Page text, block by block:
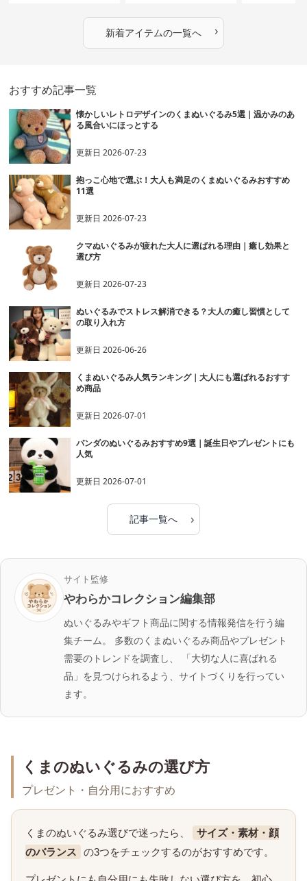
新着アイテムの一覧へ ›
おすすめ記事一覧
懐かしいレトロデザインのくまぬいぐるみ5選｜温かみのあ
る風合いにほっとする
更新日2026-07-23
抱っこ心地で選ぶ！大人も満足のくまぬいぐるみおすすめ
11選
更新日2026-07-23
クマぬいぐるみが疲れた大人に選ばれる理由｜癒し効果と
選び方
更新日2026-07-23
ぬいぐるみでストレス解消できる？大人の癒し習慣として
の取り入れ方
更新日2026-06-26
くまぬいぐるみ人気ランキング｜大人にも選ばれるおすす
め商品
更新日2026-07-01
パンダのぬいぐるみおすすめ9選｜誕生日やプレゼントにも
人気
更新日2026-07-01
記事一覧へ ›
サイト監修
やわらかコレクション編集部
ぬいぐるみやギフト商品に関する情報発信を行う編
集チーム。 多数のくまぬいぐるみ商品やプレゼント
需要のトレンドを調査し、 「大切な人に喜ばれる
品」を見つけられるよう、サイトづくりを行ってい
ます。
くまのぬいぐるみの選び方
プレゼント・自分用におすすめ
くまのぬいぐるみ選びで迷ったら、
サイズ・素材・顔
のバランス
の3つをチェックするのがおすすめです。